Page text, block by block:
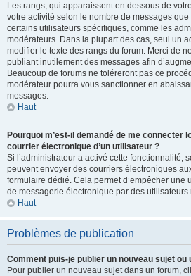
Les rangs, qui apparaissent en dessous de
votre activité selon le nombre de messages
certains utilisateurs spécifiques, comme les
modérateurs. Dans la plupart des cas, seul un
modifier le texte des rangs du forum. Merci de
publiant inutilement des messages afin
Beaucoup de forums ne toléreront pas ce
modérateur pourra vous sanctionner en
messages.
Haut
Pourquoi m’est-il demandé de me connecter
courrier électronique d’un utilisateur ?
Si l’administrateur a activé cette fonctionnalité,
peuvent envoyer des courriers électroniques
formulaire dédié. Cela permet d’empêcher une
de messagerie électronique par des
Haut
Problèmes de publication
Comment puis-je publier un nouveau sujet ou
Pour publier un nouveau sujet dans un forum,